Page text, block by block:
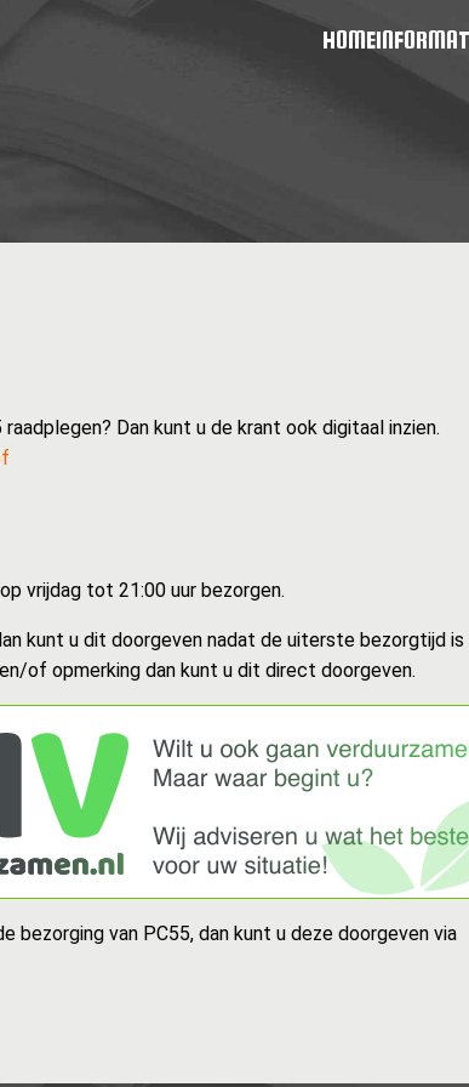
HOME
Dan kunt u de krant ook digitaal inzien.
vrijdag tot 21:00 uur bezorgen.
kunt u dit doorgeven nadat de uiterste bezorgtijd is
of opmerking dan kunt u dit direct doorgeven.
bezorging van PC55, dan kunt u deze doorgeven via